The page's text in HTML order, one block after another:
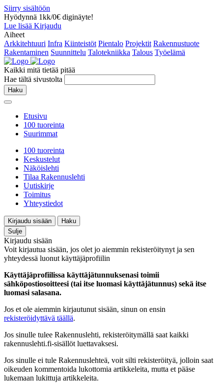
Siirry sisältöön
Hyödynnä 1kk/0€ diginäyte!
Lue lisää Kirjaudu
Aiheet
Arkkitehtuuri Infra Kiinteistöt Pientalo Projektit Rakennustuote
Rakentaminen Suunnittelu Talotekniikka Talous Työelämä
Kaikki mitä tietää pitää
Hae tältä sivustolta
Haku
Etusivu
100 tuoreinta
Suurimmat
100 tuoreinta
Keskustelut
Näköislehti
Tilaa Rakennuslehti
Uutiskirje
Toimitus
Yhteystiedot
Kirjaudu sisään
Haku
Sulje
Kirjaudu sisään
Voit kirjautua sisään, jos olet jo aiemmin rekisteröitynyt ja sen
yhteydessä luonut käyttäjäprofiilin
Käyttäjäprofiilissa käyttäjätunnuksenasi toimii
sähköpostiosoitteesi (tai itse luomasi käyttäjätunnus) sekä itse
luomasi salasana.
Jos et ole aiemmin kirjautunut sisään, sinun on ensin
rekisteröidyttävä täällä.
Jos sinulle tulee Rakennuslehti, rekisteröitymällä saat kaikki
rakennuslehti.fi-sisällöt luettavaksesi.
Jos sinulle ei tule Rakennuslehteä, voit silti rekisteröityä, jolloin saat
oikeuden kommentoida lukottomia artikkeleita, mutta et pääse
lukemaan lukittuja artikkeleita.